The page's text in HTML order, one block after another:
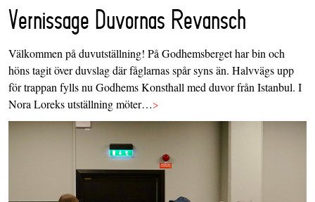
Vernissage Duvornas Revansch
Välkommen på duvutställning! På Godhemsberget har bin och
höns tagit över duvslag där fåglarnas spår syns än. Halvvägs upp
för trappan fylls nu Godhems Konsthall med duvor från Istanbul. I
Nora Loreks utställning möter…>